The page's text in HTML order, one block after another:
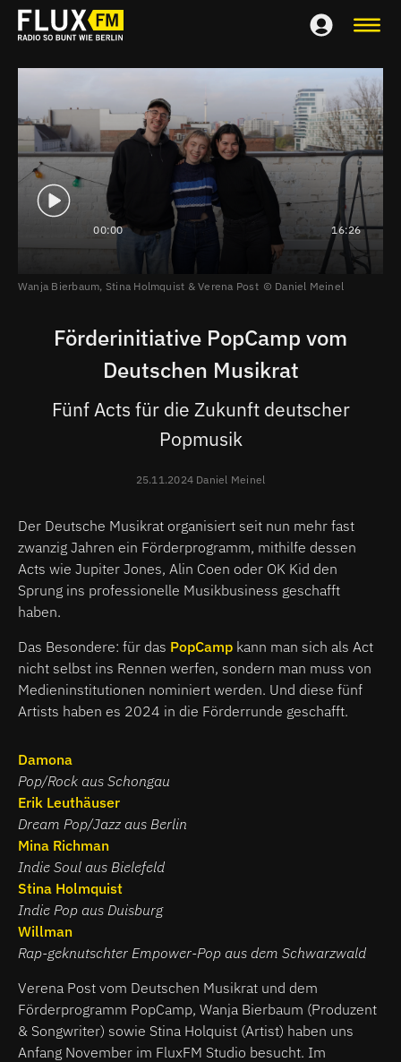
00:00 16:26
Wanja Bierbaum, Stina Holmquist & Verena Post Daniel Meinel
Förderinitiative PopCamp vom
Deutschen Musikrat
Fünf Acts für die Zukunft deutscher
Popmusik
25.11.2024 Daniel Meinel
Der Deutsche Musikrat organisiert seit nun mehr fast
zwanzig Jahren ein Förderprogramm, mithilfe dessen
Acts wie Jupiter Jones, Alin Coen oder OK Kid den
Sprung ins professionelle Musikbusiness geschafft
haben.
Das Besondere: für das PopCamp kann man sich als Act
nicht selbst ins Rennen werfen, sondern man muss von
Medieninstitutionen nominiert werden. Und diese fünf
Artists haben es 2024 in die Förderrunde geschafft.
Damona
Pop/Rock aus Schongau
Erik Leuthäuser
Dream Pop/Jazz aus Berlin
Mina Richman
Indie Soul aus Bielefeld
Stina Holmquist
Indie Pop aus Duisburg
Willman
Rap-geknutschter Empower-Pop aus dem Schwarzwald
Verena Post vom Deutschen Musikrat und dem
Förderprogramm PopCamp, Wanja Bierbaum (Produzent
& Songwriter) sowie Stina Holquist (Artist) haben uns
Anfang November im FluxFM Studio besucht. Im